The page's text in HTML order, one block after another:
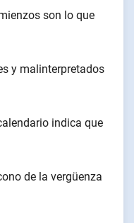
son lo que
y malinterpretados
indica que
de la vergüenza